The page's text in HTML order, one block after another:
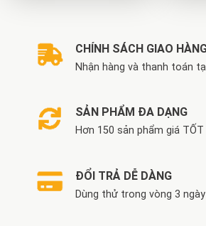
CHÍNH SÁCH GIAO
Nhận hàng và thanh toán
SẢN PHẨM ĐA DẠNG
Hơn 150 sản phẩm giá TỐT
ĐỔI TRẢ DỄ DÀNG
Dùng thử trong vòng 3 ngày